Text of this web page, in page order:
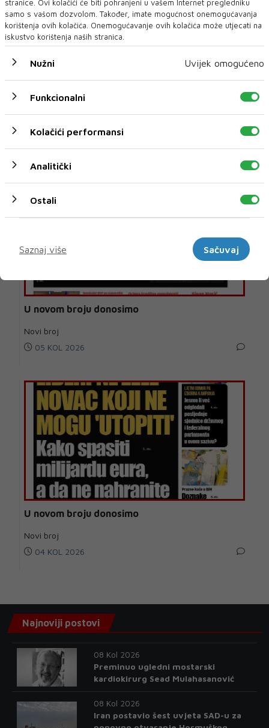
U novom broju donosimo
Novi broj
U novom broju donosimo
Novi broj
05 KOL 2026
U novom broju donosimo
Novi broj
04 KOL 2026
stranice. Ovi kolačići će biti pohranjeni u vašem Internet pregledniku
samo s vašom dozvolom. Također, imate mogućnost onemogućavanja
korištenja ovih kolačića. Onemogućavanje ovih kolačića može utjecati na
iskustvo korištenja naših stranica.
Nužni Uvijek omogućeno
Funkcionalni
Kolačići performansi
Analitički
Ostali
Saznaj više
Sačuvaj
Najnoviji postovi
08 Kol 2026
Preminuo ugledni mostarski
kardiokirurg Sead Mulahasanović
08 Kol 2026
Iran postavio šest uvjeta SAD-u za